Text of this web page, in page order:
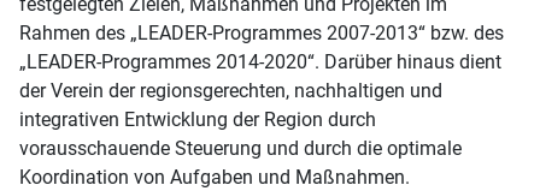
Rahmen des „LEADER-Programmes 2007-2013“ bzw. des
„LEADER-Programmes 2014-2020“. Darüber hinaus dient
der Verein der regionsgerechten, nachhaltigen und
integrativen Entwicklung der Region durch
vorausschauende Steuerung und durch die optimale
Koordination von Aufgaben und Maßnahmen.